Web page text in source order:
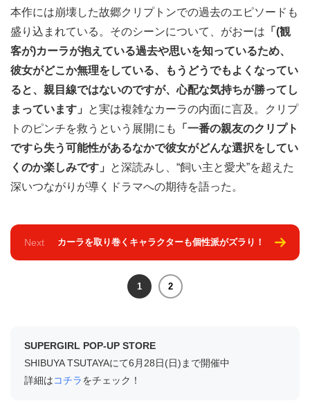
本作には崩壊した故郷クリプトンでの過去のエピソードも
盛り込まれている。そのシーンについて、がおーは 「(観
客が)カーラが抱えている過去や思いを知っているため、
彼女がどこか無理をしている、もうどうでもよくなってい
ると、親目線ではないのですが、心配な気持ちが勝ってし
まっています」
と実は複雑なカーラの内面に言及。クリプ
トのピンチを救うという展開にも
「一番の親友のクリプト
ですら失う可能性があるなかで彼女がどんな選択をしてい
くのか楽しみです」
と深読みし、“飼い主と愛犬”を超えた
深いつながりが導くドラマへの期待を語った。
Next カーラを取り巻くキャラクターも個性派がズラり！
1 2
SUPERGIRL POP-UP STORE
SHIBUYA TSUTAYAにて6月28日(日)まで開催中
詳細はコチラをチェック！